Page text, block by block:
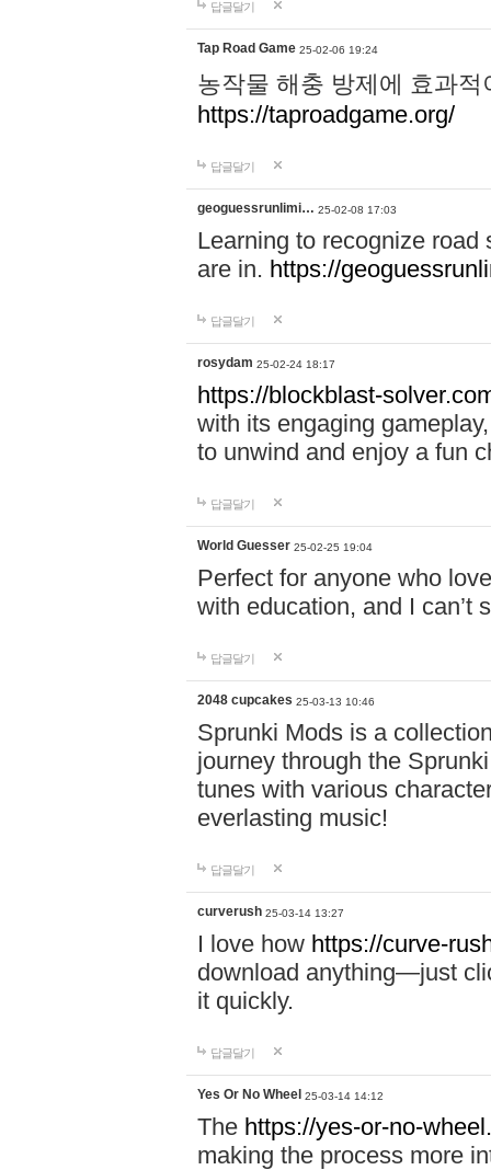
답글달기
Tap Road Game 25-02-06 19:24
농작물 해충 방제에 효과
https://taproadgame.org/
답글달기
geoguessrunlimi… 25-02-08 17:03
Learning to recognize
are in. https://
답글달기
rosydam 25-02-24 18:17
https://blockblast-
with its engaging
to unwind and enjoy a fun
답글달기
World Guesser 25-02-25 19:04
Perfect for anyone who
with education, and I can’t
답글달기
2048 cupcakes 25-03-13 10:46
Sprunki Mods is a
journey through the
tunes with various
everlasting music!
답글달기
curverush 25-03-14 13:27
I love how https://curve-
download anything—just
it quickly.
답글달기
Yes Or No Wheel 25-03-14 14:12
The https://yes-or-no-
making the process more